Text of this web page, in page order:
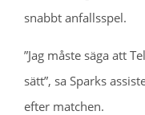
snabbt anfallsspel.
”Jag måste säga att
sätt”, sa Sparks
efter matchen.